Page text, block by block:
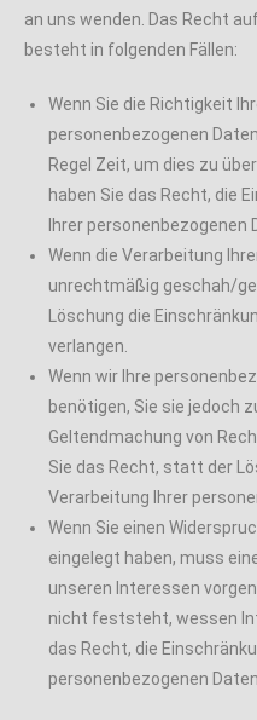
an uns wenden. Das Recht
besteht in folgenden Fällen:
Wenn Sie die Richtigkeit
personenbezogenen
Regel Zeit, um dies zu
haben Sie das Recht, die
Ihrer personenbezogenen
Wenn die Verarbeitung
unrechtmäßig geschah/
Löschung die
verlangen.
Wenn wir Ihre
benötigen, Sie sie jedoch
Geltendmachung von
Sie das Recht, statt der
Verarbeitung Ihrer
Wenn Sie einen
eingelegt haben, muss
unseren Interessen
nicht feststeht, wessen
das Recht, die
personenbezogenen